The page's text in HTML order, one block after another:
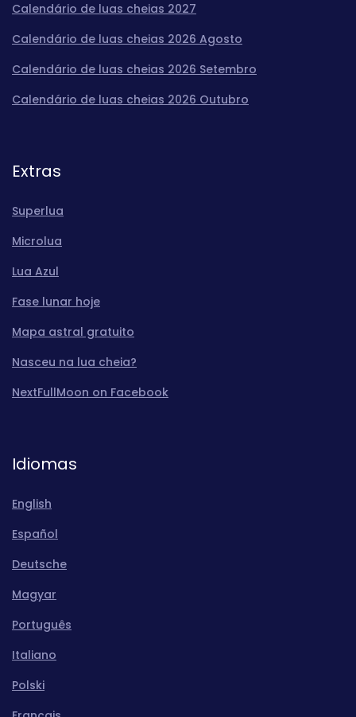
Calendário de luas cheias 2027
Calendário de luas cheias 2026 Agosto
Calendário de luas cheias 2026 Setembro
Calendário de luas cheias 2026 Outubro
Extras
Superlua
Microlua
Lua Azul
Fase lunar hoje
Mapa astral gratuito
Nasceu na lua cheia?
NextFullMoon on Facebook
Idiomas
English
Español
Deutsche
Magyar
Português
Italiano
Polski